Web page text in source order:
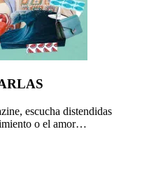
escucha distendidas
o el amor…